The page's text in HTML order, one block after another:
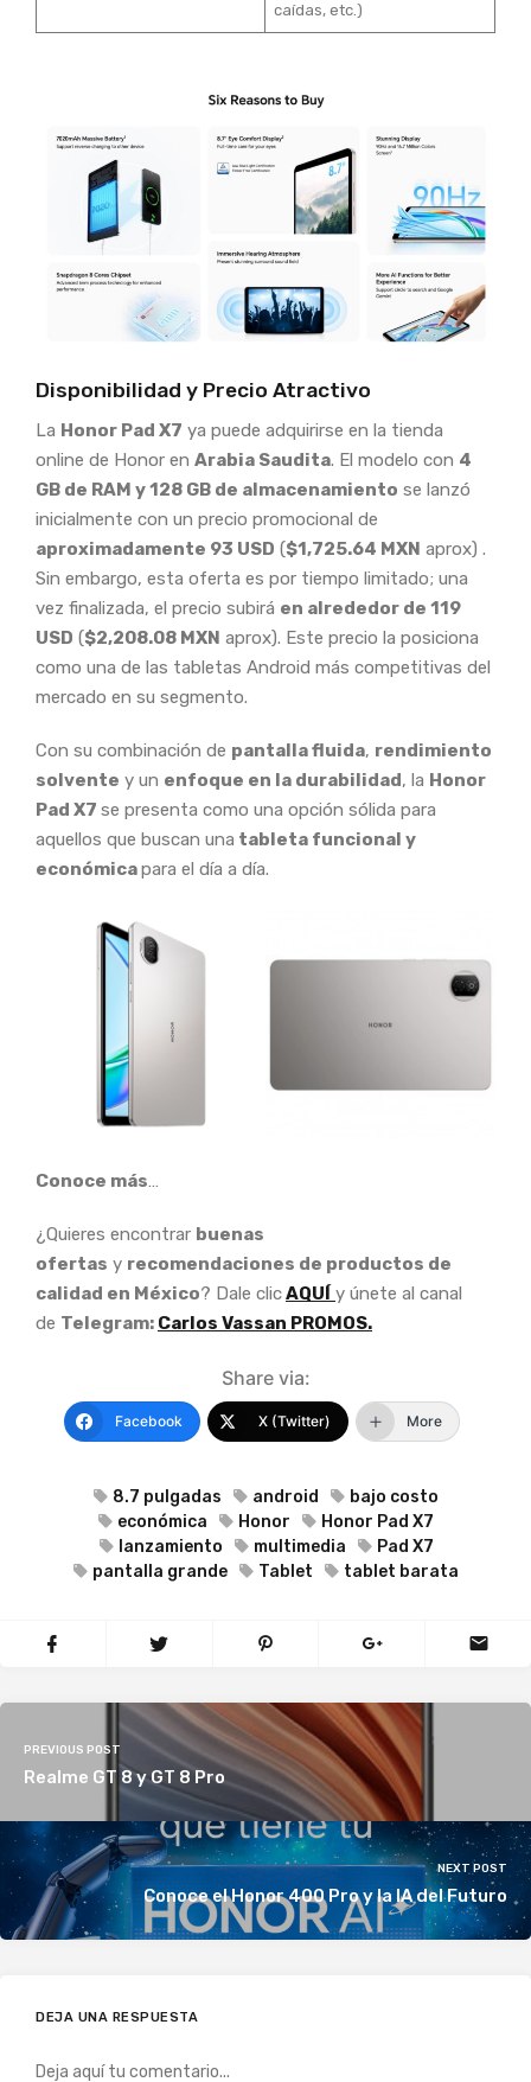
caídas, etc.)
Disponibilidad y Precio Atractivo
La Honor Pad X7 ya puede adquirirse en la tienda
online de Honor en Arabia Saudita. El modelo con 4
GB de RAM y 128 GB de almacenamiento se lanzó
inicialmente con un precio promocional de
aproximadamente 93 USD ($1,725.64 MXN aprox) .
Sin embargo, esta oferta es por tiempo limitado; una
vez finalizada, el precio subirá en alrededor de 119
USD ($2,208.08 MXN aprox). Este precio la posiciona
como una de las tabletas Android más competitivas del
mercado en su segmento.
Con su combinación de pantalla fluida, rendimiento
solvente y un enfoque en la durabilidad, la Honor
Pad X7 se presenta como una opción sólida para
aquellos que buscan una tableta funcional y
económicapara el día a día.
Conoce más…
¿Quieres encontrar buenas
ofertas y recomendaciones de productos de
calidad en México? Dale clicAQUÍ y únete al canal
de Telegram: Carlos Vassan PROMOS.
Share via:
Facebook X (Twitter) More
8.7 pulgadas android
bajo costo
económica
Honor
Honor Pad X7
lanzamiento
multimedia
Pad X7
pantalla grande
Tablet tablet barata
PREVIOUS POST
Realme GT 8 y GT 8 Pro
NEXT POST
Conoce el Honor 400 Pro y la IA del Futuro
DEJA UNA RESPUESTA